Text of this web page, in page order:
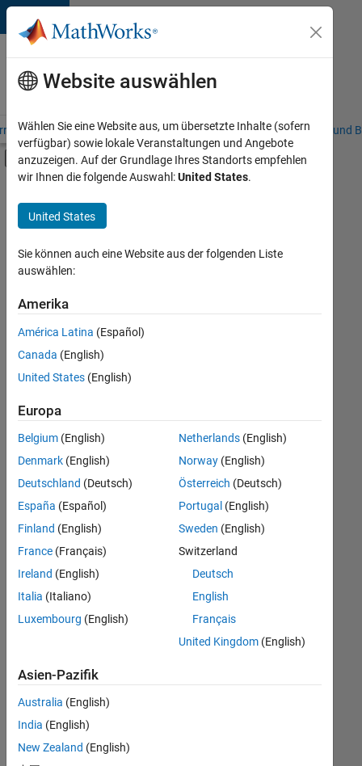
Weiter zum Inhalt
Karriere
bei
MathWorks
– Übersicht Stellensuche Niederlassungen Studierende und
Umschaltung für Off-Canvas-
Hauptinhalt
Praktika
Commercial Sales
Customer Support
Education Sales
Sales Operations
Marketing Communications
Business Model Team
Finance and Operations
+8
Derzeit
es
keine
offenen
Stellen,
Ihren
Suchkriterien
entsprechen.
können
die
Suchkriterien
weiter
fassen
oder
alle
Stellenangebote
anzeigen .
noch
keine
offenen
Stellen
Website auswählen
Wählen Sie eine Website aus, um übersetzte Inhalte (sofern
verfügbar) sowie lokale Veranstaltungen und Angebote
anzuzeigen. Auf der Grundlage Ihres Standorts empfehlen
wir Ihnen die folgende Auswahl:United States.
United States
Sie können auch eine Website aus der folgenden Liste
auswählen:
Amerika
América Latina (Español)
Canada (English)
United States (English)
Europa
Belgium (English)
Denmark (English)
Deutschland (Deutsch)
España (Español)
Finland (English)
France (Français)
Ireland (English)
Italia (Italiano)
Luxembourg (English)
Netherlands(English)
Norway(English)
Österreich (Deutsch)
Portugal (English)
Sweden (English)
Switzerland
Deutsch
English
Français
United Kingdom(English)
Asien-Pazifik
Australia (English)
India (English)
New Zealand (English)